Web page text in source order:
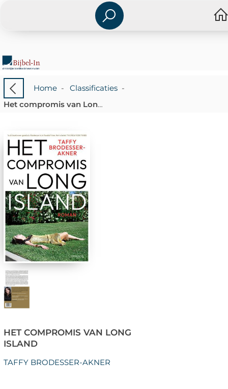
Home- Classificaties-
Het compromis van Long Island
HET COMPROMIS VAN LONG
ISLAND
TAFFY BRODESSER-AKNER